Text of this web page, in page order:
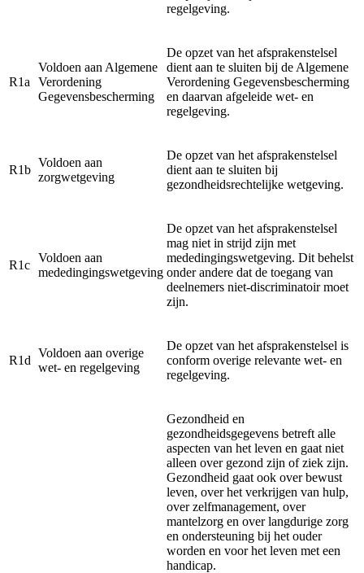
regelgeving.
R1a
Voldoen aan Algemene
Verordening
Gegevensbescherming
De opzet van het afsprakenstelsel
dient aan te sluiten bij de Algemene
Verordening Gegevensbescherming
en daarvan afgeleide wet- en
regelgeving.
R1b
Voldoen aan
zorgwetgeving
De opzet van het afsprakenstelsel
dient aan te sluiten bij
gezondheidsrechtelijke wetgeving.
R1c
Voldoen aan
mededingingswetgeving
De opzet van het afsprakenstelsel
mag niet in strijd zijn met
mededingingswetgeving. Dit behelst
onder andere dat de toegang van
deelnemers niet-discriminatoir moet
zijn.
R1d
Voldoen aan overige
wet- en regelgeving
De opzet van het afsprakenstelsel is
conform overige relevante wet- en
regelgeving.
Gezondheid en
gezondheidsgegevens betreft alle
aspecten van het leven en gaat niet
alleen over gezond zijn of ziek zijn.
Gezondheid gaat ook over bewust
leven, over het verkrijgen van hulp,
over zelfmanagement, over
mantelzorg en over langdurige zorg
en ondersteuning bij het ouder
worden en voor het leven met een
handicap.